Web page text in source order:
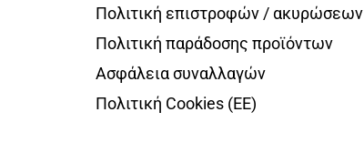
Πολιτική επιστροφών / ακυρώσεων
Πολιτική παράδοσης προϊόντων
Ασφάλεια συναλλαγών
Πολιτική Cookies (ΕΕ)